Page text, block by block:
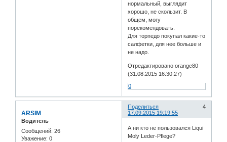
нормальный, выглядит
хорошо, не скользит. В
общем, могу
порекомендовать.
Для торпедо покупал какие-то
салфетки, для нее больше и
не надо.
Отредактировано orange80
(31.08.2015 16:30:27)
0
Поделиться
4
17.09.2015 19:19:55
ARSIM
Водитель
Сообщений: 26
Уважение: 0
А ни кто не пользовался Liqui
Moly Leder-Pflege?